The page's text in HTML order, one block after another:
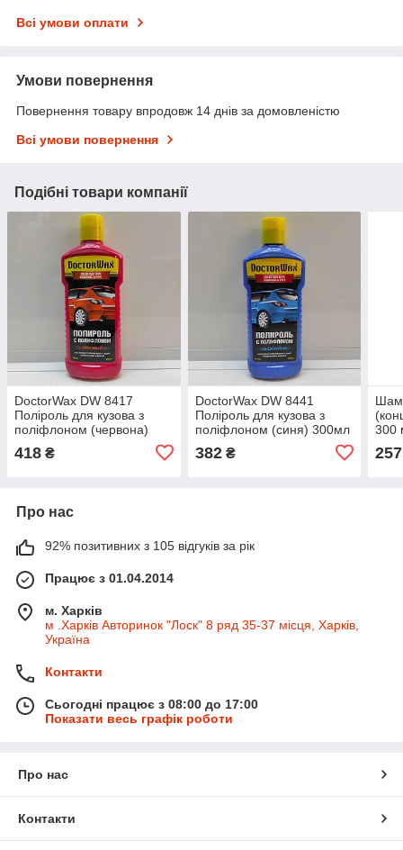
Всі умови оплати
Умови повернення
Повернення товару впродовж 14 днів за домовленістю
Всі умови повернення
Подібні товари компанії
DoctorWax DW 8417
Поліроль для кузова з
поліфлоном (червона)
418 ₴
DoctorWax DW 8441
Поліроль для кузова з
поліфлоном (синя) 300мл
382₴
300
257
Про нас
92% позитивних з 105 відгуків за рік
Працює з 01.04.2014
м. Харків
м .Харків Авторинок "Лоск" 8 ряд 35-37 місця, Харків,
Україна
Контакти
Сьогодні працює з 08:00 до 17:00
Показати весь графік роботи
Про нас
Контакти